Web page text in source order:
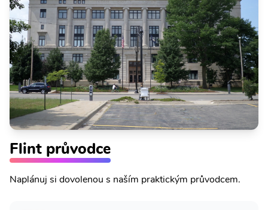
Flint průvodce
Naplánuj si dovolenou s naším praktickým průvodcem.